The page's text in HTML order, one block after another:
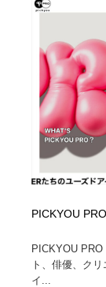
PICKYOU
PICKYOU
ト、俳優、ク
イ...